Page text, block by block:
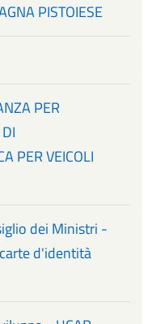
PISTOIESE
PER
PER VEICOLI
dei Ministri -
d'identità